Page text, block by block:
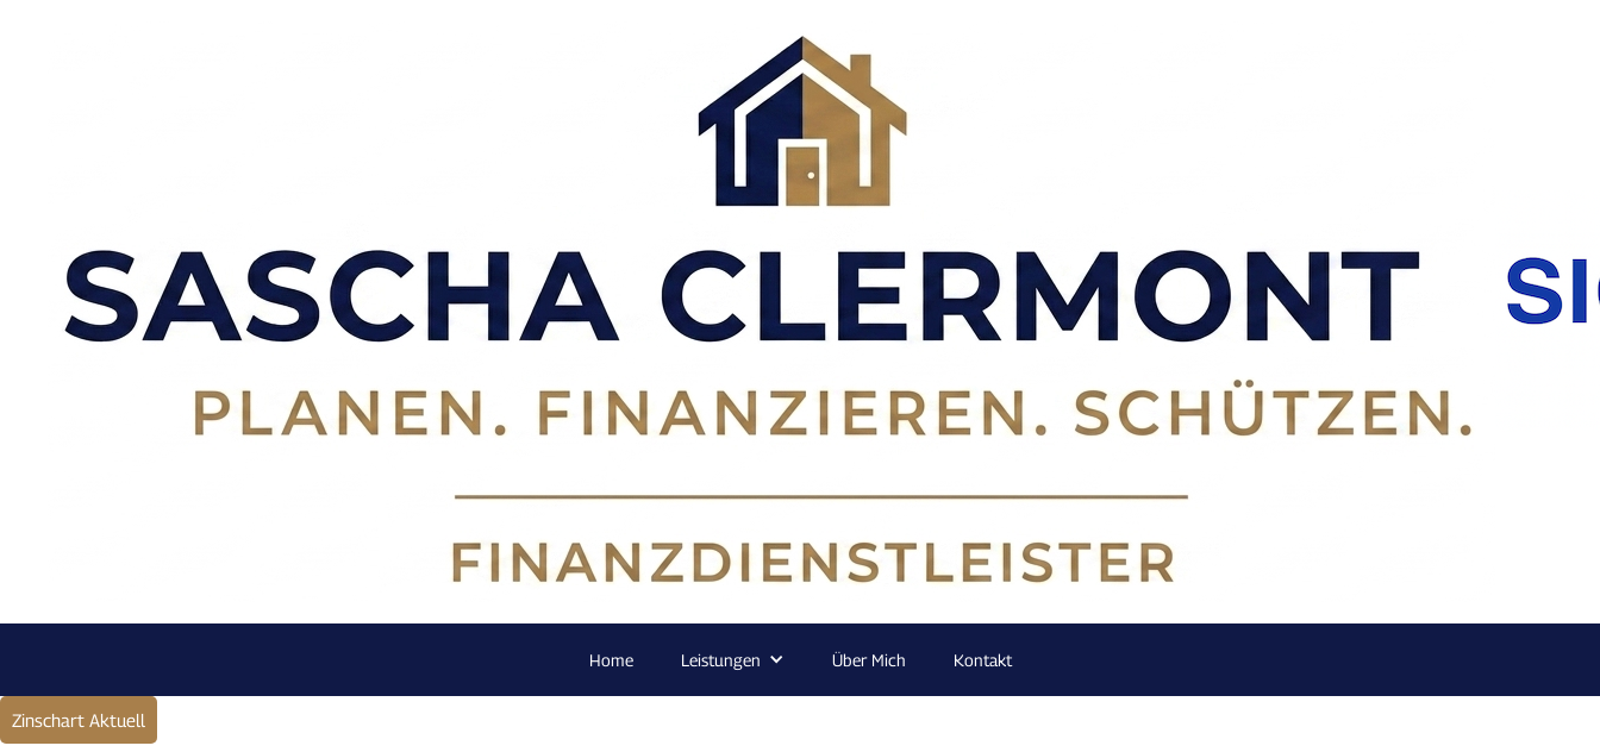
Home Leistungen Über Mich Kontakt
Zinschart Aktuell